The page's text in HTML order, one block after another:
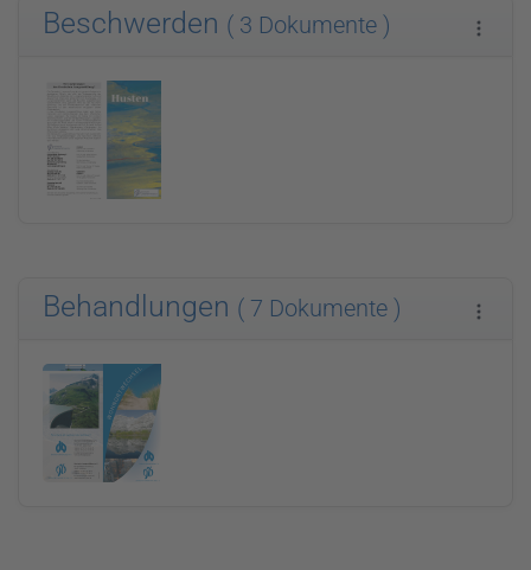
Beschwerden ( 3 Dokumente )
Behandlungen ( 7 Dokumente )